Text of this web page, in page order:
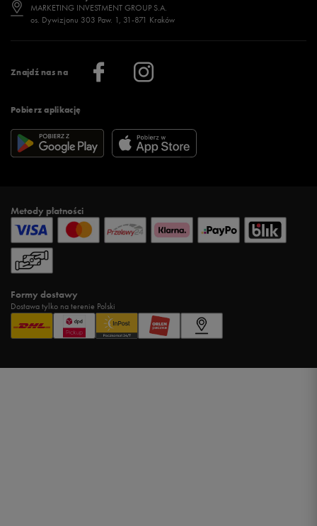
Znajdź nas na
Pobierz aplikację
Regulamin sklepu 50 style
Regulamin aplikacji 50 style
Więcej regulaminów >
Jak wybrać buty na zimę?
Więcej >
Stylizacje damskie
Sklepy stacjonarne
Klub 50 style
Praca
Informacje o firmie
MARKETING INVESTMENT GROUP S.A.
os. Dywizjonu 303 Paw. 1, 31-871 Kraków
Metody płatności
Formy dostawy
Dostawa tylko na terenie Polski